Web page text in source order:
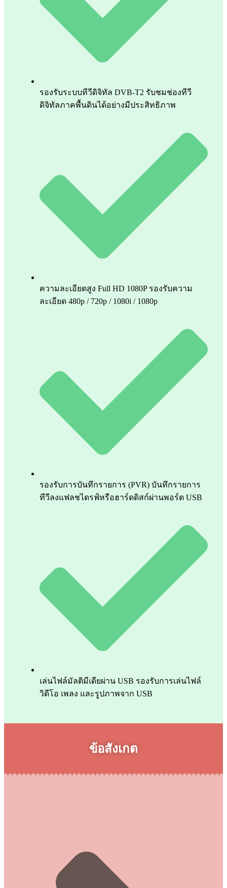
รองรับระบบทีวีดิจิทัล DVB-T2 รับชมช่องทีวี
ดิจิทัลภาคพื้นดินได้อย่างมีประสิทธิภาพ
ความละเอียดสูง Full HD 1080P รองรับความ
ละเอียด 480p / 720p / 1080i / 1080p
รองรับการบันทึกรายการ (PVR) บันทึกรายการ
ทีวีลงแฟลชไดรฟ์หรือฮาร์ดดิสก์ผ่านพอร์ต USB
เล่นไฟล์มัลติมีเดียผ่าน USB รองรับการเล่นไฟล์
วิดีโอ เพลง และรูปภาพจาก USB
ข้อสังเกต